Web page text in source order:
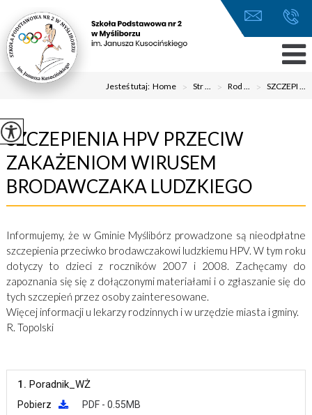
Jesteś tutaj:Home > Str ... > Rod ... > SZCZEPI ...
SZCZEPIENIA HPV PRZECIW
ZAKAŻENIOM WIRUSEM
BRODAWCZAKA LUDZKIEGO
Informujemy, że w Gminie Myślibórz prowadzone są nieodpłatne
szczepienia przeciwko brodawczakowi ludzkiemu HPV. W tym roku
dotyczy to dzieci z roczników 2007 i 2008. Zachęcamy do
zapoznania się się z dołączonymi materiałami i o zgłaszanie się do
tych szczepień przez osoby zainteresowane.
Więcej informacji u lekarzy rodzinnych i w urzędzie miasta i gminy.
R. Topolski
1. Poradnik_WŻ
Pobierz PDF - 0.55MB